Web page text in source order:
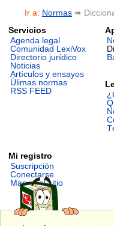
Ir a: Normas ➠
Servicios
Agenda legal
Comunidad LexiVox
Directorio jurídico
Noticias
Artículos y ensayos
Úlimas normas
RSS FEED
Mi registro
Suscripción
Conectarse
Mapa del sitio